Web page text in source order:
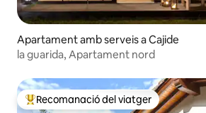
Apartament amb serveis a Cajide
la guarida, Apartament nord
Principals recomanacions dels viatgers
Recomanació del viatger